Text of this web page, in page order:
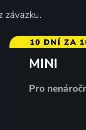
závazku.
10 DNÍ ZA
MINI
Pro